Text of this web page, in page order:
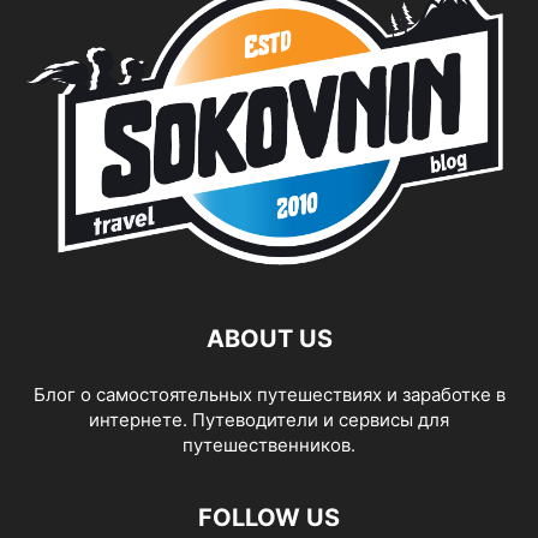
ABOUT US
Блог о самостоятельных путешествиях и заработке в
интернете. Путеводители и сервисы для
путешественников.
FOLLOW US